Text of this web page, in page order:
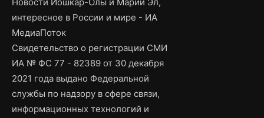
интересное в России и мире - ИА
МедиаПоток
Свидетельство о регистрации СМИ
ИА № ФС 77 - 82389 от 30 декабря
2021 года выдано Федеральной
службы по надзору в сфере связи,
информационных технологий и